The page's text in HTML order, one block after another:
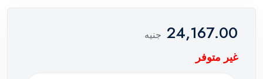
24,167.00 جنيه
غير متوفر